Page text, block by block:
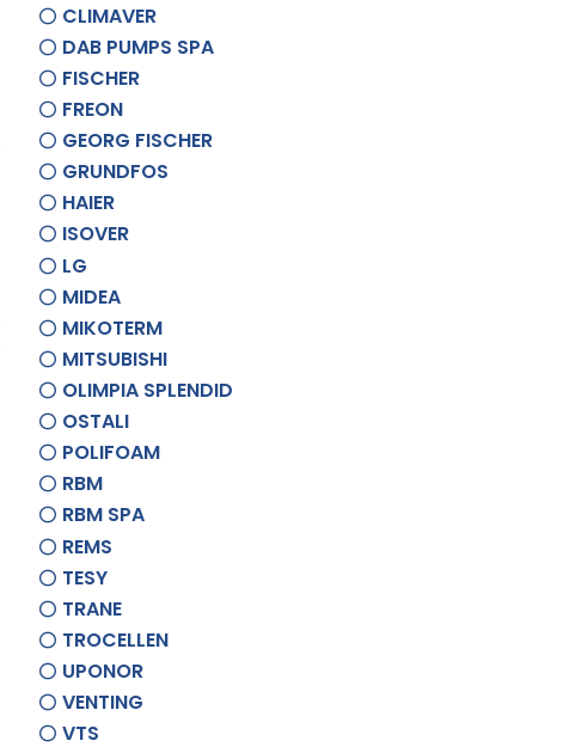
CLIMAVER
DAB PUMPS SPA
FISCHER
FREON
GEORG FISCHER
GRUNDFOS
HAIER
ISOVER
LG
MIDEA
MIKOTERM
MITSUBISHI
OLIMPIA SPLENDID
OSTALI
POLIFOAM
RBM
RBM SPA
REMS
TESY
TRANE
TROCELLEN
UPONOR
VENTING
VTS